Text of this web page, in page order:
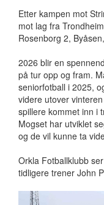
Etter kampen mot
mot lag fra
Rosenborg 2,
2026 blir en
på tur opp og fram.
seniorfotball i 2025,
videre utover
spillere kommet inn i
Mogset har utviklet
og de vil kunne ta
Orkla Fotballklubb
tidligere trener John